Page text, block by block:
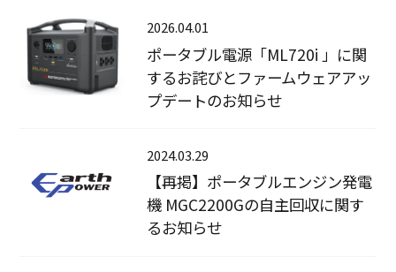
2026.04.01
ポータブル電源「ML720i 」に関
するお詫びとファームウェアアッ
プデートのお知らせ
2024.03.29
【再掲】ポータブルエンジン発電
機 MGC2200Gの自主回収に関す
るお知らせ